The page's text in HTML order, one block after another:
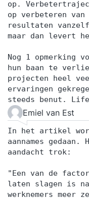
op.
op verbeteren van
resultaten
maar dan levert
Nog 1 opmerking
hun baan te
projecten heel
ervaringen
steeds benut.
Emiel van Est
In het artikel
aannames
aandacht trok:
"Een van de
laten slagen is
werknemers meer